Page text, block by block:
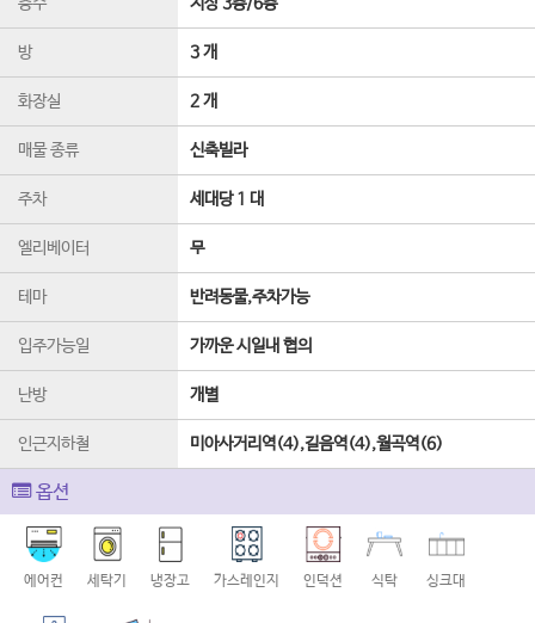
층수 지상 3층/6층
방 3 개
화장실 2 개
매물 종류 신축빌라
주차 세대당 1 대
엘리베이터 무
테마 반려동물,주차가능
입주가능일 가까운 시일내 협의
난방 개별
인근지하철 미아사거리역(4),길음역(4),월곡역(6)
옵션
에어컨 세탁기 냉장고 가스레인지 인덕션 식탁 싱크대